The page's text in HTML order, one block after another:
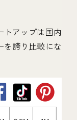
トアップは国内
を誇り比較にな